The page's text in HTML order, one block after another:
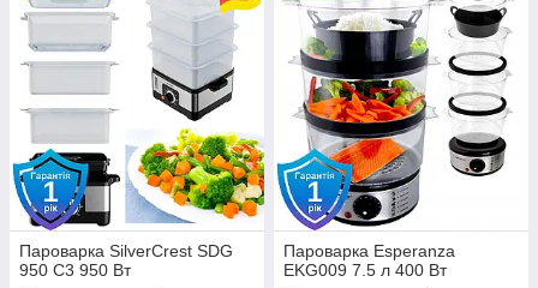
Пароварка SilverCrest SDG
950 С3 950 Вт
Пароварка Esperanza
EKG009 7.5 л 400 Вт